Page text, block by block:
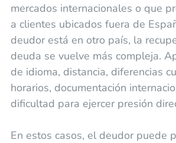
mercados internacionales o que
a clientes ubicados fuera de
deudor está en otro país, la
deuda se vuelve más compleja.
de idioma, distancia, diferencias
horarios, documentación
dificultad para ejercer presión
En estos casos, el deudor puede